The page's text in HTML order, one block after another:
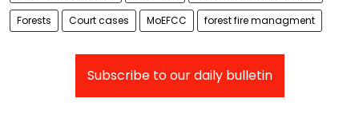
Forests Court cases MoEFCC forest fire managment
Subscribe to our daily bulletin